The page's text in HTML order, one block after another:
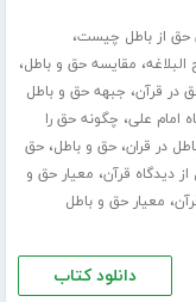
از باطل چیست،
، مقایسه حق و باطل،
در قرآن، جبهه حق و باطل
امام علی، چگونه حق را
در قران،حق و باطل،حق
دیدگاه قرآن، معیار حق و
، معیار حق و باطل
دانلود کتاب